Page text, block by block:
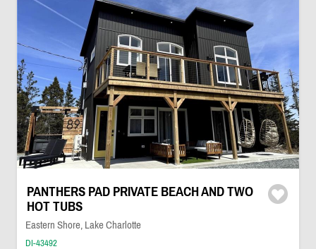
PANTHERS PAD PRIVATE BEACH AND TWO
HOT TUBS
Eastern Shore, Lake Charlotte
DI-43492